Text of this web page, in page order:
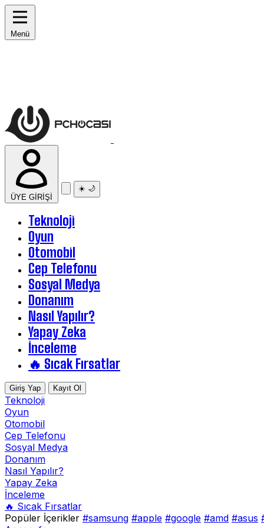
Menü
ÜYE GİRİŞİ
☀️ 🌙
Teknoloji
Oyun
Otomobil
Cep Telefonu
Sosyal Medya
Donanım
Nasıl Yapılır?
Yapay Zeka
İnceleme
🔥 Sıcak Fırsatlar
Giriş Yap Kayıt Ol
Teknoloji
Oyun
Otomobil
Cep Telefonu
Sosyal Medya
Donanım
Nasıl Yapılır?
Yapay Zeka
İnceleme
🔥 Sıcak Fırsatlar
Popüler İçerikler #samsung #apple #google #amd #asus